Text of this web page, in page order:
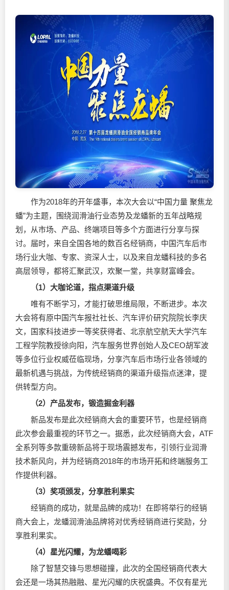
作为2018年的开年盛事，本次大会以“中国力量 聚焦龙
蟠”为主题，围绕润滑油行业态势及龙蟠新的五年战略规
划，从市场、产品、终端项目等多个方面进行分享与探
讨。届时，来自全国各地的数百名经销商，中国汽车后市
场行业大咖、专家、资深人士，以及来自龙蟠科技的多名
高层领导，都将汇聚武汉，欢聚一堂，共享财富峰会。
（1）大咖论道，指点渠道升级
唯有不断学习，才能打破思维局限，不断进步。本次
大会将有原中国汽车报社社长、汽车评价研究院院长李庆
文，国家科技进步一等奖获得者、北京航空航天大学汽车
工程学院教授徐向阳，汽车服务世界创始人及CEO胡军波
等多位行业权威莅临现场，分享汽车后市场行业各领域的
最新机遇与挑战，为传统经销商的渠道升级指点迷津，提
供转型方向。
（2）产品发布，锻造掘金利器
新品发布是此次经销商大会的重要环节，也是经销商
此次参会最重视的环节之一。据悉，此次经销商大会，ATF
全系列等多款重磅新品将于现场震撼发布，引领行业润滑
技术新风向，并为经销商2018年的市场开拓和终端服务工
作提供利器。
（3）奖项颁发，分享胜利果实
经销商的成功，就是品牌的成功！在即将举行的经销
商大会上，龙蟠润滑油品牌将对优秀经销商进行奖励，分
享胜利果实。
（4）星光闪耀，为龙蟠喝彩
除了智慧交锋与思想碰撞，此次的全国经销商代表大
会还是一场其热融融、星光闪耀的庆祝盛典。不仅有星光